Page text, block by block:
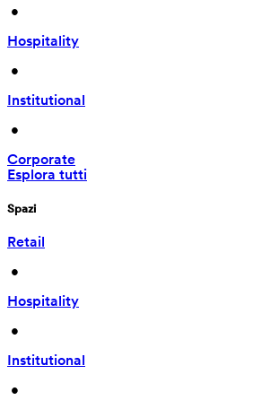
•
Hospitality
•
Institutional
•
Corporate
Esplora tutti
Spazi
Retail
•
Hospitality
•
Institutional
•